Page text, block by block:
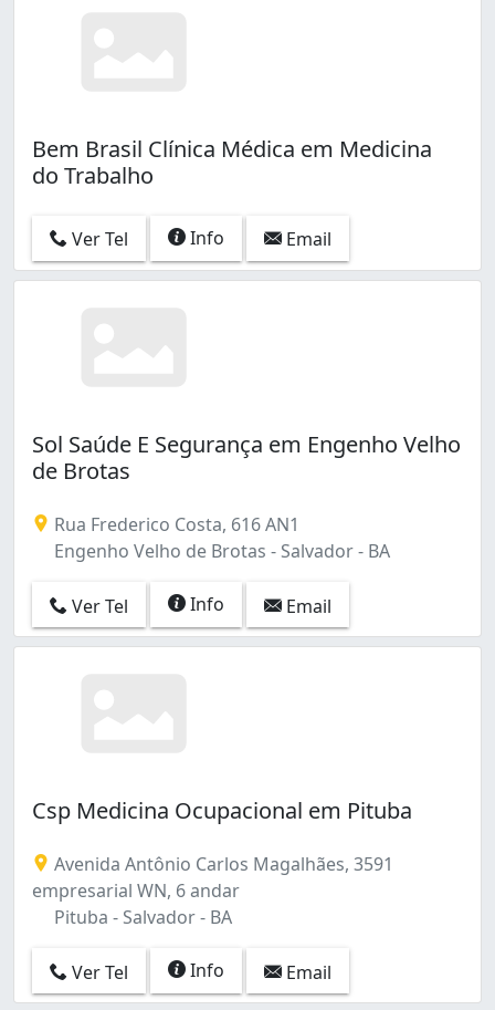
Bem Brasil Clínica Médica em Medicina
do Trabalho
Ver Tel Info Email
Sol Saúde E Segurança em Engenho Velho
de Brotas
Rua Frederico Costa, 616 AN1
Engenho Velho de Brotas - Salvador - BA
Ver Tel Info Email
Csp Medicina Ocupacional em Pituba
Avenida Antônio Carlos Magalhães, 3591
empresarial WN, 6 andar
Pituba - Salvador - BA
Ver Tel Info Email